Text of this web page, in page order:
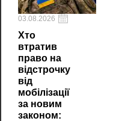
03.08.2026
Хто
втратив
право на
відстрочку
від
мобілізації
за новим
законом: